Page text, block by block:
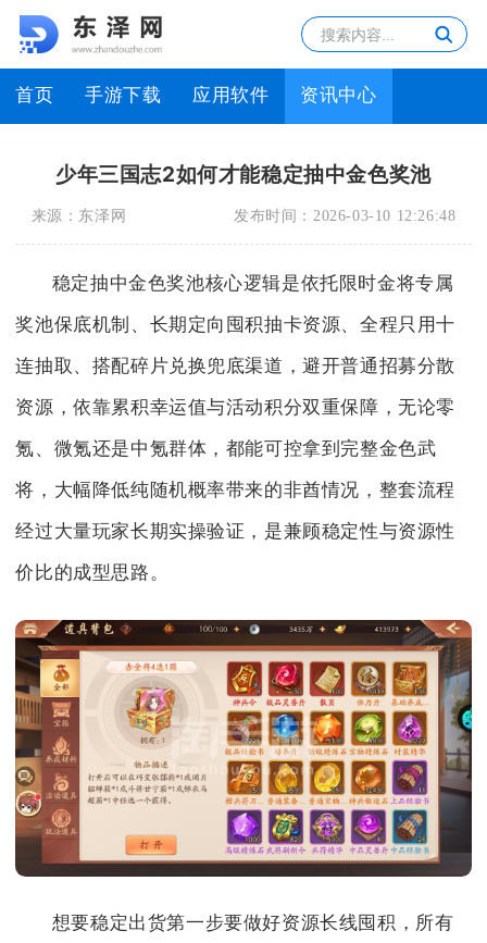
首页 手游下载 应用软件 资讯中心
少年三国志2如何才能稳定抽中金色奖池
来源： 东泽网 发布时间： 2026-03-10 12:26:48
稳定抽中金色奖池核心逻辑是依托限时金将专属
奖池保底机制、长期定向囤积抽卡资源、全程只用十
连抽取、搭配碎片兑换兜底渠道，避开普通招募分散
资源，依靠累积幸运值与活动积分双重保障，无论零
氪、微氪还是中氪群体，都能可控拿到完整金色武
将，大幅降低纯随机概率带来的非酋情况，整套流程
经过大量玩家长期实操验证，是兼顾稳定性与资源性
价比的成型思路。
想要稳定出货第一步要做好资源长线囤积，所有